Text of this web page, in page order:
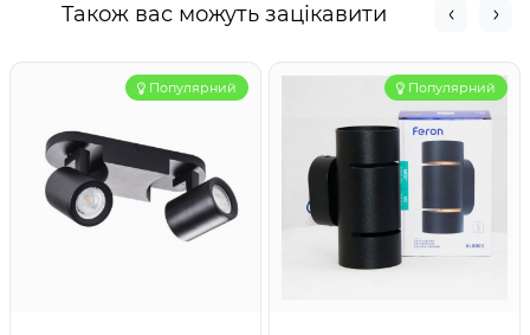
Також вас можуть зацікавити
Популярний Популярний